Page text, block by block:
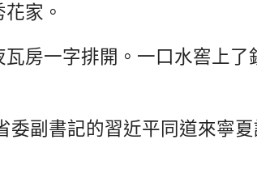
家。
房一字排開。一口水窖上了
委副書記的習近平同道來寧